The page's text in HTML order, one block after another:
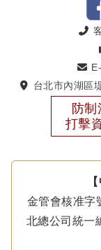
台北市內湖區
防制
打擊
金管會核准字
北總公司統一